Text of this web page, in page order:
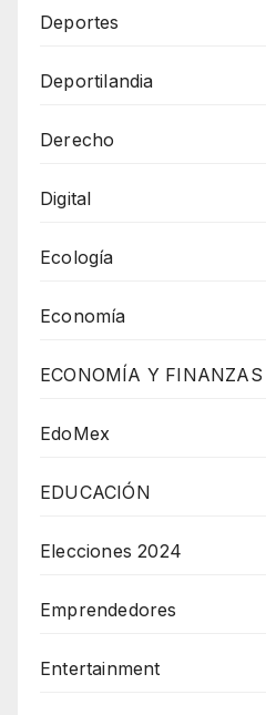
Deportes
Deportilandia
Derecho
Digital
Ecología
Economía
ECONOMÍA Y FINANZAS
EdoMex
EDUCACIÓN
Elecciones 2024
Emprendedores
Entertainment